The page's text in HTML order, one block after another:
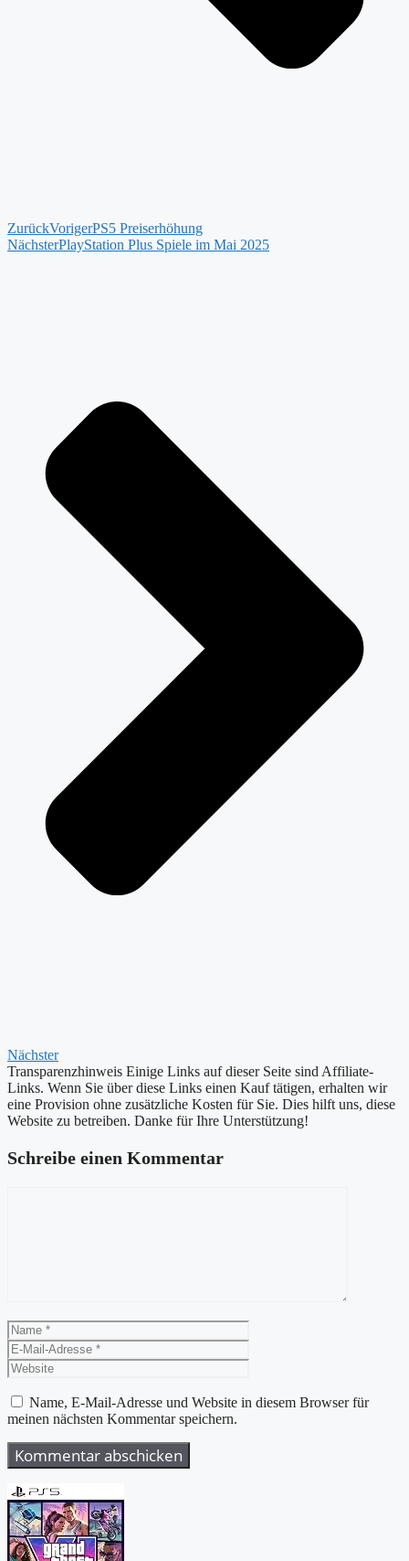
ZurückVorigerPS5 Preiserhöhung
NächsterPlayStation Plus Spiele im Mai 2025
Nächster
Transparenzhinweis Einige Links auf dieser Seite sind Affiliate-
Links. Wenn Sie über diese Links einen Kauf tätigen, erhalten wir
eine Provision ohne zusätzliche Kosten für Sie. Dies hilft uns, diese
Website zu betreiben. Danke für Ihre Unterstützung!
Schreibe einen Kommentar
Name
Mail-
Adresse
Name, E-Mail-Adresse und Website in diesem Browser für
meinen nächsten Kommentar speichern.